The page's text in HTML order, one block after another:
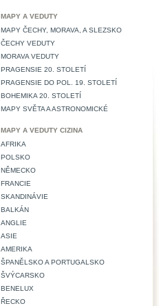
MAPY A VEDUTY
MAPY ČECHY, MORAVA, A SLEZSKO
ČECHY VEDUTY
MORAVA VEDUTY
PRAGENSIE 20. STOLETÍ
PRAGENSIE DO POL. 19. STOLETÍ
BOHEMIKA 20. STOLETÍ
MAPY SVĚTA A ASTRONOMICKÉ
MAPY A VEDUTY CIZINA
AFRIKA
POLSKO
NĚMECKO
FRANCIE
SKANDINÁVIE
BALKÁN
ANGLIE
ASIE
AMERIKA
ŠPANĚLSKO A PORTUGALSKO
ŠVÝCARSKO
BENELUX
ŘECKO